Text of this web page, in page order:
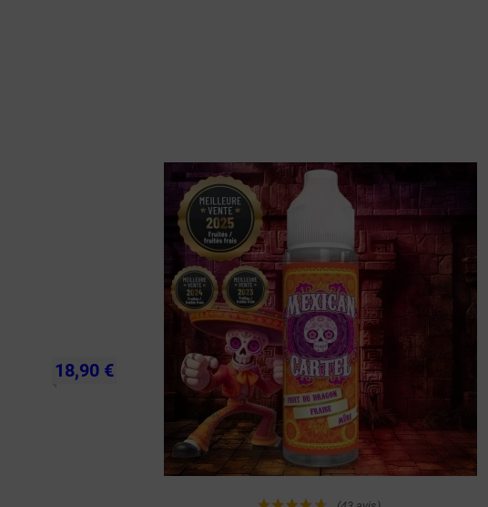
18,90 €